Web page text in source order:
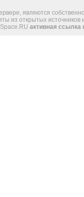
являются
из открытых
активная ссылка